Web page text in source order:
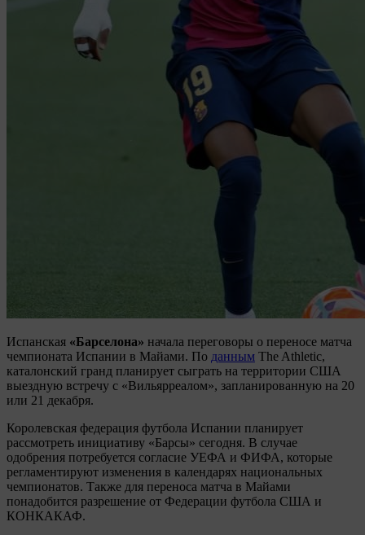
Испанская «Барселона» начала переговоры о переносе матча
чемпионата Испании в Майами. По данным The Athletic,
каталонский гранд планирует сыграть на территории США
выездную встречу с «Вильярреалом», запланированную на 20
или 21 декабря.
Королевская федерация футбола Испании планирует
рассмотреть инициативу «Барсы» сегодня. В случае
одобрения потребуется согласие УЕФА и ФИФА, которые
регламентируют изменения в календарях национальных
чемпионатов. Также для переноса матча в Майами
понадобится разрешение от Федерации футбола США и
КОНКАКАФ.